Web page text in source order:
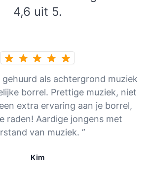
4,6 uit 5.
gehuurd als achtergrond muziek
borrel. Prettige muziek, niet
extra ervaring aan je borrel,
raden! Aardige jongens met
van muziek. ”
Kim